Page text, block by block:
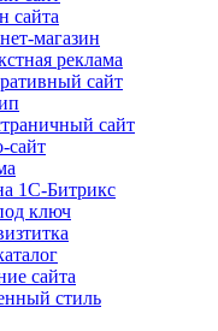
сайта
магазин
реклама
сайт
сайт
сайт
1С-Битрикс
ключ
сайта
стиль